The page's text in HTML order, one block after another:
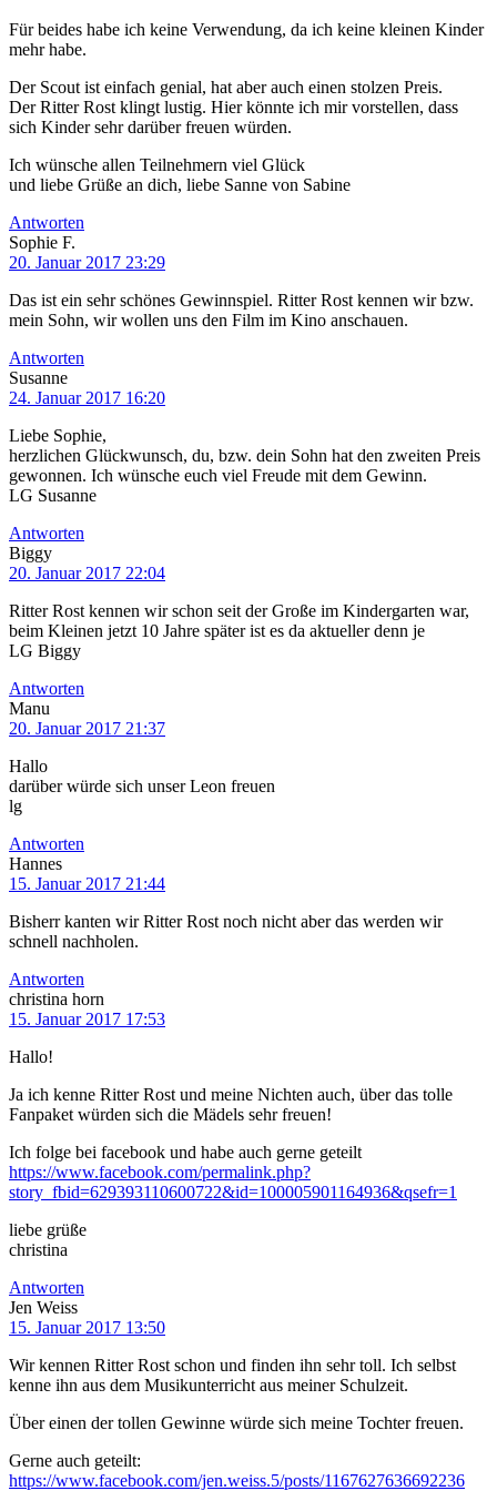
Für beides habe ich keine Verwendung, da ich keine kleinen Kinder
mehr habe.
Der Scout ist einfach genial, hat aber auch einen stolzen Preis.
Der Ritter Rost klingt lustig. Hier könnte ich mir vorstellen, dass
sich Kinder sehr darüber freuen würden.
Ich wünsche allen Teilnehmern viel Glück
und liebe Grüße an dich, liebe Sanne von Sabine
Antworten
Sophie F.
20. Januar 2017 23:29
Das ist ein sehr schönes Gewinnspiel. Ritter Rost kennen wir bzw.
mein Sohn, wir wollen uns den Film im Kino anschauen.
Antworten
Susanne
24. Januar 2017 16:20
Liebe Sophie,
herzlichen Glückwunsch, du, bzw. dein Sohn hat den zweiten Preis
gewonnen. Ich wünsche euch viel Freude mit dem Gewinn.
LG Susanne
Antworten
Biggy
20. Januar 2017 22:04
Ritter Rost kennen wir schon seit der Große im Kindergarten war,
beim Kleinen jetzt 10 Jahre später ist es da aktueller denn je
LG Biggy
Antworten
Manu
20. Januar 2017 21:37
Hallo
darüber würde sich unser Leon freuen
lg
Antworten
Hannes
15. Januar 2017 21:44
Bisherr kanten wir Ritter Rost noch nicht aber das werden wir
schnell nachholen.
Antworten
christina horn
15. Januar 2017 17:53
Hallo!
Ja ich kenne Ritter Rost und meine Nichten auch, über das tolle
Fanpaket würden sich die Mädels sehr freuen!
Ich folge bei facebook und habe auch gerne geteilt
https://www.facebook.com/permalink.php?
story_fbid=629393110600722&id=100005901164936&qsefr=1
liebe grüße
christina
Antworten
Jen Weiss
15. Januar 2017 13:50
Wir kennen Ritter Rost schon und finden ihn sehr toll. Ich selbst
kenne ihn aus dem Musikunterricht aus meiner Schulzeit.
Über einen der tollen Gewinne würde sich meine Tochter freuen.
Gerne auch geteilt:
https://www.facebook.com/jen.weiss.5/posts/1167627636692236